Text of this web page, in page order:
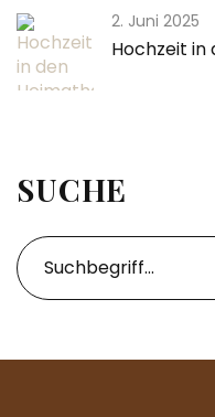
2. Juni 2025
Hochzeit in
SUCHE